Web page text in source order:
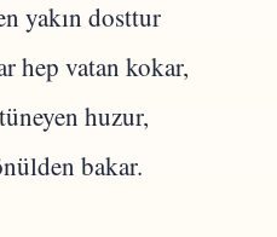
yakın dosttur
hep vatan kokar,
huzur,
bakar.